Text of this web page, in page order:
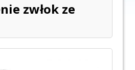
zwłok ze